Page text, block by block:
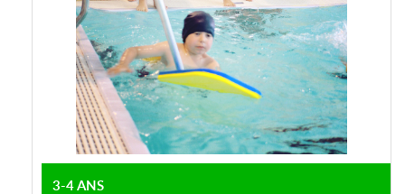
3-4 ANS